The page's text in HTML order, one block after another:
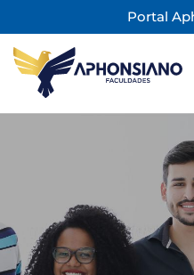
Portal